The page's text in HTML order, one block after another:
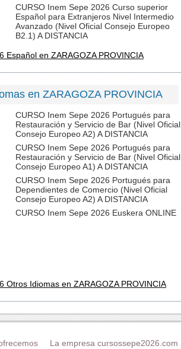
CURSO Inem Sepe 2026 Curso superior
Español para Extranjeros Nivel Intermedio
Avanzado (Nivel Oficial Consejo Europeo
B2.1) A DISTANCIA
Español en ZARAGOZA PROVINCIA
en ZARAGOZA PROVINCIA
CURSO Inem Sepe 2026 Portugués para
Restauración y Servicio de Bar (Nivel Oficial
Consejo Europeo A2) A DISTANCIA
CURSO Inem Sepe 2026 Portugués para
Restauración y Servicio de Bar (Nivel Oficial
Consejo Europeo A1) A DISTANCIA
CURSO Inem Sepe 2026 Portugués para
Dependientes de Comercio (Nivel Oficial
Consejo Europeo A2) A DISTANCIA
CURSO Inem Sepe 2026 Euskera ONLINE
Otros Idiomas en ZARAGOZA PROVINCIA
La empresa cursossepe2026.com